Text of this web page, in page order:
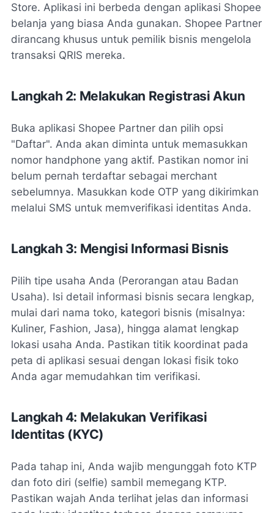
Store. Aplikasi ini berbeda dengan aplikasi Shopee
belanja yang biasa Anda gunakan. Shopee Partner
dirancang khusus untuk pemilik bisnis mengelola
transaksi QRIS mereka.
Langkah 2: Melakukan Registrasi Akun
Buka aplikasi Shopee Partner dan pilih opsi
"Daftar". Anda akan diminta untuk memasukkan
nomor handphone yang aktif. Pastikan nomor ini
belum pernah terdaftar sebagai merchant
sebelumnya. Masukkan kode OTP yang dikirimkan
melalui SMS untuk memverifikasi identitas Anda.
Langkah 3: Mengisi Informasi Bisnis
Pilih tipe usaha Anda (Perorangan atau Badan
Usaha). Isi detail informasi bisnis secara lengkap,
mulai dari nama toko, kategori bisnis (misalnya:
Kuliner, Fashion, Jasa), hingga alamat lengkap
lokasi usaha Anda. Pastikan titik koordinat pada
peta di aplikasi sesuai dengan lokasi fisik toko
Anda agar memudahkan tim verifikasi.
Langkah 4: Melakukan Verifikasi
Identitas (KYC)
Pada tahap ini, Anda wajib mengunggah foto KTP
dan foto diri (selfie) sambil memegang KTP.
Pastikan wajah Anda terlihat jelas dan informasi